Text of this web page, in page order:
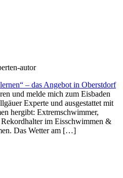
autor
– das Angebot in Oberstdorf
und melde mich zum Eisbaden
Experte und ausgestattet mit
hergibt: Extremschwimmer,
im Eisschwimmen &
Das Wetter am […]